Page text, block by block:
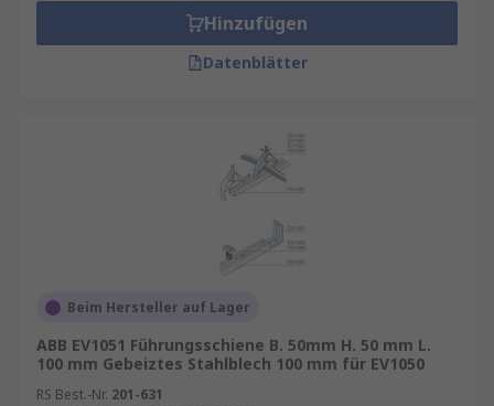
Hinzufügen
Datenblätter
Beim Hersteller auf Lager
ABB EV1051 Führungsschiene B. 50mm H. 50 mm L.
100 mm Gebeiztes Stahlblech 100 mm für EV1050
RS Best.-Nr. 201-631